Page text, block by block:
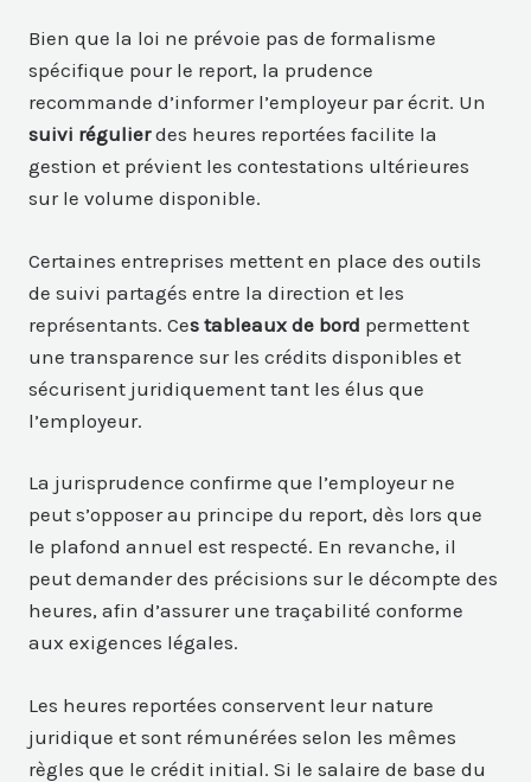
Bien que la loi ne prévoie pas de formalisme
spécifique pour le report, la prudence
recommande d’informer l’employeur par écrit. Un
suivi régulierdes heures reportées facilite la
gestion et prévient les contestations ultérieures
sur le volume disponible.
Certaines entreprises mettent en place des outils
de suivi partagés entre la direction et les
représentants. Ces tableaux de bord permettent
une transparence sur les crédits disponibles et
sécurisent juridiquement tant les élus que
l’employeur.
La jurisprudence confirme que l’employeur ne
peut s’opposer au principe du report, dès lors que
le plafond annuel est respecté. En revanche, il
peut demander des précisions sur le décompte des
heures, afin d’assurer une traçabilité conforme
aux exigences légales.
Les heures reportées conservent leur nature
juridique et sont rémunérées selon les mêmes
règles que le crédit initial. Si le salaire de base du